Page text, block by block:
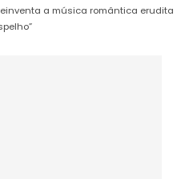
a música romântica erudita